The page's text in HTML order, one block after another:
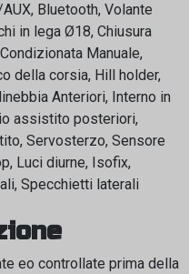
Bluetooth, Volante
in lega Ø18, Chiusura
Manuale,
della corsia, Hill holder,
Anteriori, Interno in
assistito posteriori,
Servosterzo, Sensore
Luci diurne, Isofix,
Specchietti laterali
eo controllate prima della